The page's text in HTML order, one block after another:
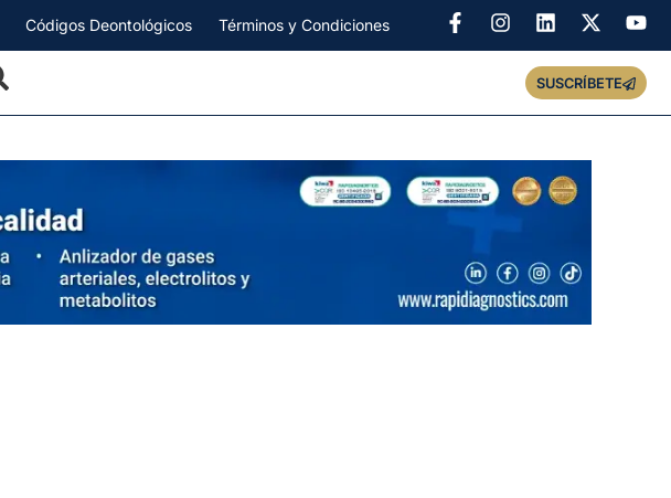
Códigos Deontológicos Términos y Condiciones
SUSCRÍBETE